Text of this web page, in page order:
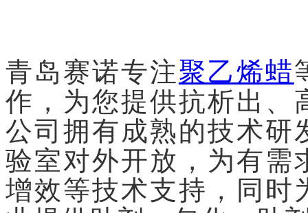
青岛赛诺专注聚乙烯蜡
作，为您提供抗析出、
公司拥有成熟的技术研
验室对外开放，为有需
增效等技术支持，同时